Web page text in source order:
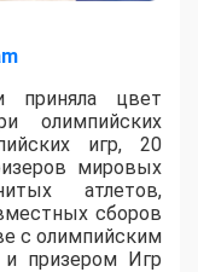
приняла цвет
олимпийских
игр, 20
мировых
атлетов,
сборов
с олимпийским
призером Игр